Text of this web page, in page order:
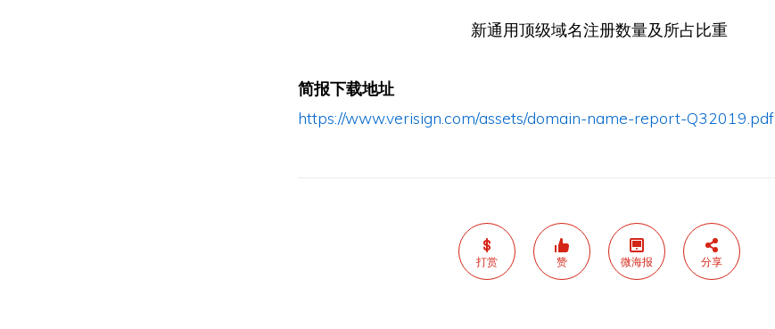
新通用顶级域名注册数量及所占比重
简报下载地址
https://www.verisign.com/assets/domain-name-report-Q32019.pdf
打赏 赞 微海报 分享